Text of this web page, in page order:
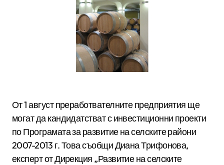
От 1 август преработвателните предприятия ще
могат да кандидатстват с инвестиционни проекти
по Програмата за развитие на селските райони
2007-2013 г. Това съобщи Диана Трифонова,
експерт от Дирекция „Развитие на селските